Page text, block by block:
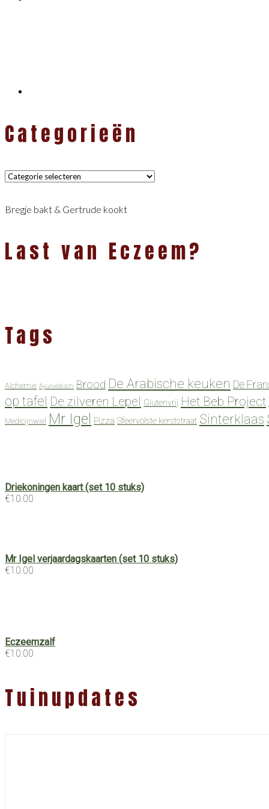
Categorieën
Categorieën
Bregje bakt & Gertrude kookt
Last van Eczeem?
Tags
Alchemie Ayurvedisch Brood De Arabische keuken De
op tafel De zilveren Lepel Glutenvrij Het Beb Project
Medicijnwiel Mr Igel Pizza Sfeervolste kerststraat Sinterklaas
Driekoningen kaart (set 10 stuks)
€10.00
Mr Igel verjaardagskaarten (set 10 stuks)
€10.00
Eczeemzalf
€10.00
Tuinupdates